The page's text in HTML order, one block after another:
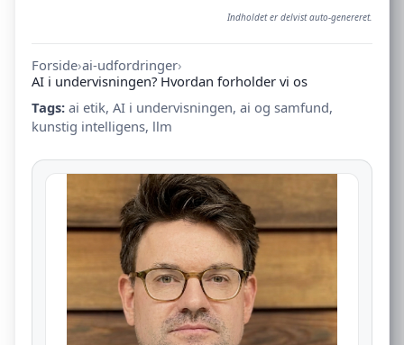
Indholdet er delvist auto-genereret.
Forside›ai-udfordringer›
AI i undervisningen? Hvordan forholder vi os
Tags: ai etik, AI i undervisningen, ai og samfund,
kunstig intelligens, llm